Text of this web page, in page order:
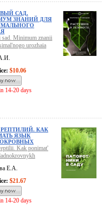
САД.
ЗНАНИЙ ДЛЯ
sad. Minimum znanii
urozhaia
$10.06
14-20 days
КАК
ЯЗЫК
Kak ponimat'
Е.А.
$21.67
14-20 days